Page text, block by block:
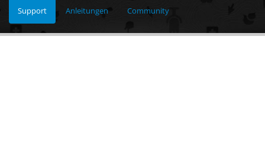
Support Anleitungen Community